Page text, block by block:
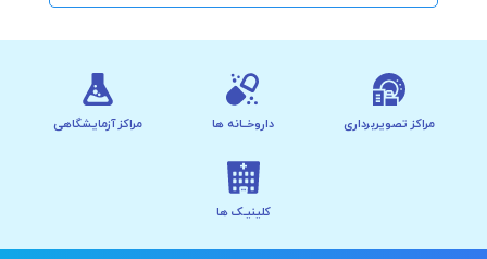
مراکز تصویربرداری داروخــانه ها مراکز آزمایشگاهی
کلینیـک ها